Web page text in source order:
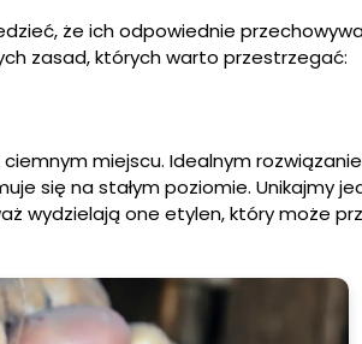
że ich odpowiednie
zasad, których warto przestrzegać:
miejscu. Idealnym
się na stałym poziomie. Unikajmy
wydzielają one etylen, który może